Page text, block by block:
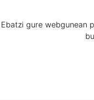
Ebatzi gure webgunean